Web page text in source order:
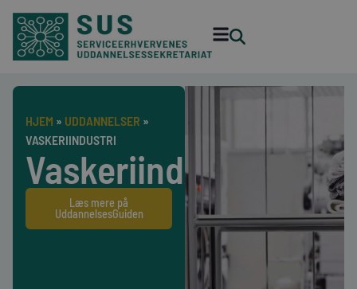
HJEM » UDDANNELSER »
VASKERIINDUSTRI
Vaskeriindustri
Læs mere på
UddannelsesGuiden